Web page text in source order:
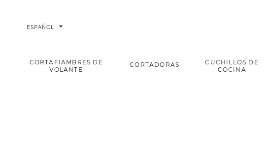
ESPAÑOL arrow_drop_down
CORTAFIAMBRES DE
VOLANTE
CORTADORAS
CUCHILLOS DE
COCINA
Teknica Cuchillo cocina 15 cm Rojo